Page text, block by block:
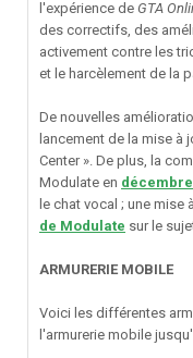
l'expérience de GTA
des correctifs, des
activement contre les
et le harcèlement de la
De nouvelles
lancement de la mise à
Center ». De plus, la
Modulate en décembre
le chat vocal ; une mise
de Modulate sur le
ARMURERIE MOBILE
Voici les différentes
l'armurerie mobile